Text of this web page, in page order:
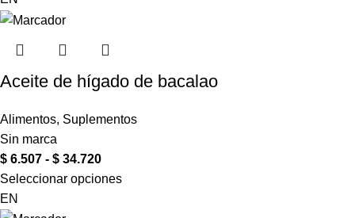
Aceite de hígado de bacalao
Alimentos, Suplementos
Sin marca
$ 6.507 - $ 34.720
Seleccionar opciones
EN